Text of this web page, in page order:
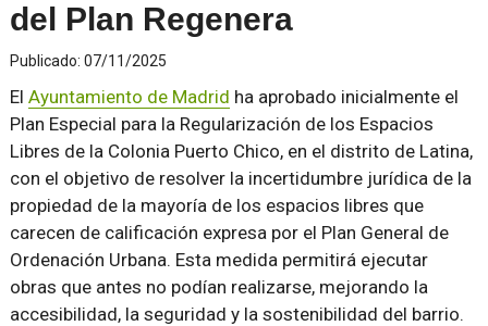
del Plan Regenera
Publicado: 07/11/2025
El Ayuntamiento de Madrid ha aprobado inicialmente el
Plan Especial para la Regularización de los Espacios
Libres de la Colonia Puerto Chico, en el distrito de Latina,
con el objetivo de resolver la incertidumbre jurídica de la
propiedad de la mayoría de los espacios libres que
carecen de calificación expresa por el Plan General de
Ordenación Urbana. Esta medida permitirá ejecutar
obras que antes no podían realizarse, mejorando la
accesibilidad, la seguridad y la sostenibilidad del barrio.